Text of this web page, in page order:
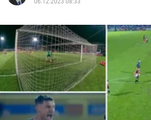
Polityka
Społeczeństwo
Wojna na Ukrainie
06.12.2023 08:33